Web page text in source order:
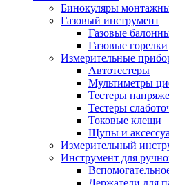
Бинокуляры
Газовый инструмент
Газовые
Газовые горелки
Измерительные
Автотестеры
Мультиметры
Тестеры
Тестеры
Токовые клещи
Щупы и
Измерительный
Инструмент для
Держатели для